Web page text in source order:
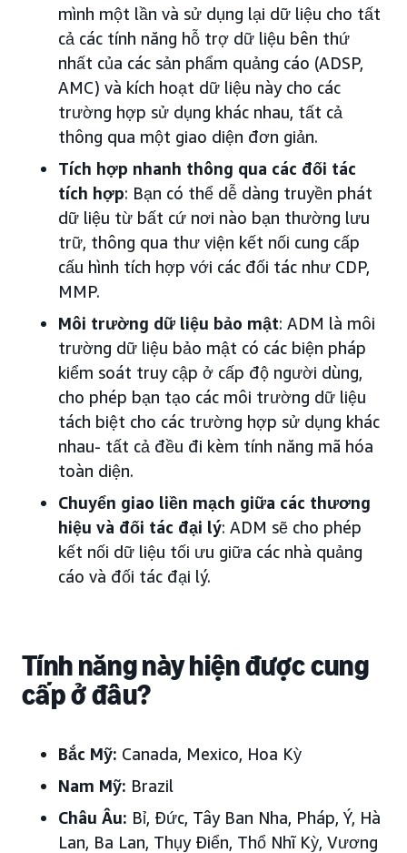
mình một lần và sử dụng lại dữ liệu cho tất
cả các tính năng hỗ trợ dữ liệu bên thứ
nhất của các sản phẩm quảng cáo (ADSP,
AMC) và kích hoạt dữ liệu này cho các
trường hợp sử dụng khác nhau, tất cả
thông qua một giao diện đơn giản.
Tích hợp nhanh thông qua các đối tác
tích hợp: Bạn có thể dễ dàng truyền phát
dữ liệu từ bất cứ nơi nào bạn thường lưu
trữ, thông qua thư viện kết nối cung cấp
cấu hình tích hợp với các đối tác như CDP,
MMP.
Môi trường dữ liệu bảo mật: ADM là môi
trường dữ liệu bảo mật có các biện pháp
kiểm soát truy cập ở cấp độ người dùng,
cho phép bạn tạo các môi trường dữ liệu
tách biệt cho các trường hợp sử dụng khác
nhau- tất cả đều đi kèm tính năng mã hóa
toàn diện.
Chuyển giao liền mạch giữa các thương
hiệu và đối tác đại lý: ADM sẽ cho phép
kết nối dữ liệu tối ưu giữa các nhà quảng
cáo và đối tác đại lý.
Tính năng này hiện được cung
cấp ở đâu?
Bắc Mỹ: Canada, Mexico, Hoa Kỳ
Nam Mỹ: Brazil
Châu Âu: Bỉ, Đức, Tây Ban Nha, Pháp, Ý, Hà
Lan, Ba Lan, Thụy Điển, Thổ Nhĩ Kỳ, Vương